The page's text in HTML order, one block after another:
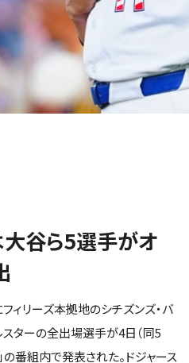
大谷ら5選手がオ
ィリーズ本拠地のシチズンズ・バ
ターの全出場選手が4日（同5
の番組内で発表された。ドジャース